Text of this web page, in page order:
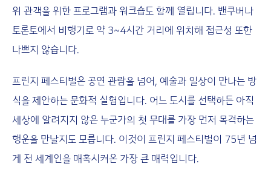
위 관객을 위한 프로그램과 워크숍도 함께 열립니다. 밴쿠버나
토론토에서 비행기로 약 3~4시간 거리에 위치해 접근성 또한
나쁘지 않습니다.
프린지 페스티벌은 공연 관람을 넘어, 예술과 일상이 만나는 방
식을 제안하는 문화적 실험입니다. 어느 도시를 선택하든 아직
세상에 알려지지 않은 누군가의 첫 무대를 가장 먼저 목격하는
행운을 만날지도 모릅니다. 이것이 프린지 페스티벌이 75년 넘
게 전 세계인을 매혹시켜온 가장 큰 매력입니다.